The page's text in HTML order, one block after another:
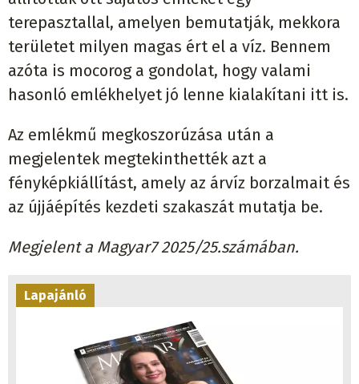
terepasztallal, amelyen bemutatják, mekkora
területet milyen magas ért el a víz. Bennem
azóta is mocorog a gondolat, hogy valami
hasonló emlékhelyet jó lenne kialakítani itt is.
Az emlékmű megkoszorúzása után a
megjelentek megtekinthették azt a
fényképkiállítást, amely az árvíz borzalmait és
az újjáépítés kezdeti szakaszát mutatja be.
Megjelent a Magyar7 2025/25.számában.
Lapajánló